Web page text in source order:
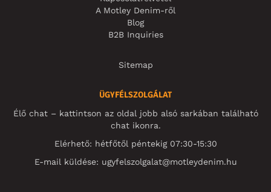
A Motley Denim-ről
Blog
B2B Inquiries
Sitemap
ÜGYFÉLSZOLGÁLAT
Élő chat – kattintson az oldal jobb alsó sarkában található
chat ikonra.
Elérhető: hétfőtől péntekig 07:30-15:30
E-mail küldése: ugyfelszolgalat@motleydenim.hu